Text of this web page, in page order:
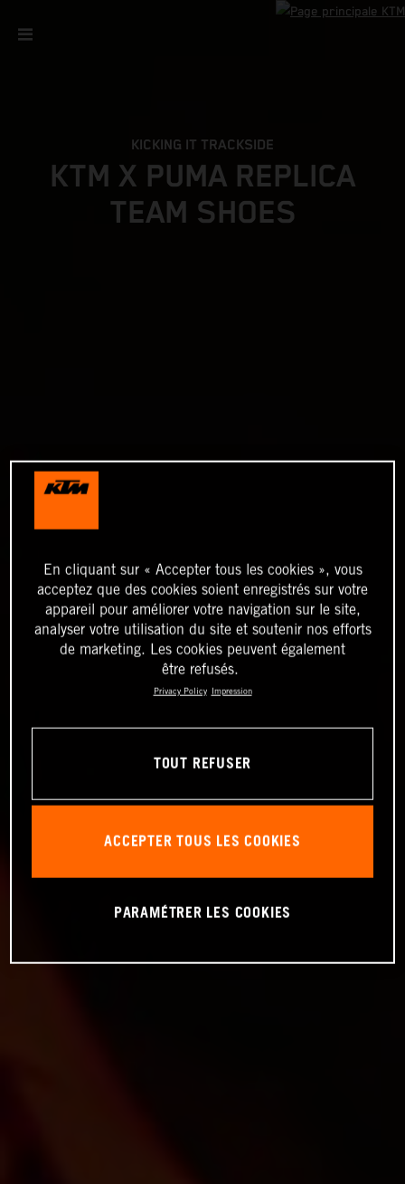
KICKING IT TRACKSIDE
KTM X PUMA REPLICA
TEAM SHOES
En cliquant sur « Accepter tous les cookies », vous
acceptez que des cookies soient enregistrés sur votre
appareil pour améliorer votre navigation sur le site,
analyser votre utilisation du site et soutenir nos efforts
de marketing. Les cookies peuvent également
être refusés.
Privacy Policy Impression
TOUT REFUSER
ACCEPTER TOUS LES COOKIES
PARAMÉTRER LES COOKIES